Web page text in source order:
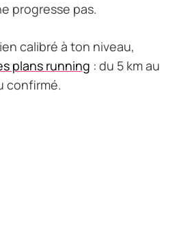
progresse pas.
calibré à ton niveau,
plans running : du 5 km au
confirmé.